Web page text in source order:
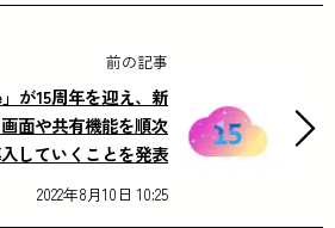
前の記事
」が15周年を迎え、新
面や共有機能を順次
していくことを発表
2022年8月10日 10:25